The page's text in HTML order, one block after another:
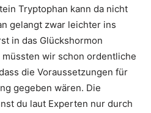
Tryptophan kann da nicht
gelangt zwar leichter ins
in das Glückshormon
wir schon ordentliche
die Voraussetzungen für
gegeben wären. Die
du laut Experten nur durch